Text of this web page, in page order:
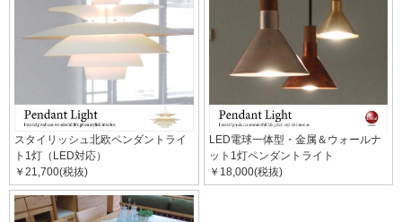
スタイリッシュ北欧ペンダントライ
ト1灯（LED対応）
￥21,700(税抜)
LED電球一体型・金属＆ウォールナ
ット1灯ペンダントライト
￥18,000(税抜)